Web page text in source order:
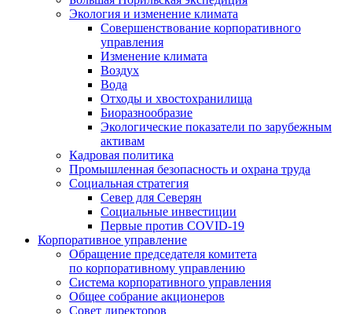
Экология и изменение климата
Совершенствование корпоративного
управления
Изменение климата
Воздух
Вода
Отходы и хвостохранилища
Биоразнообразие
Экологические показатели по зарубежным
активам
Кадровая политика
Промышленная безопасность и охрана труда
Социальная стратегия
Север для Северян
Социальные инвестиции
Первые против COVID‑19
Корпоративное управление
Обращение председателя комитета
по корпоративному управлению
Система корпоративного управления
Общее собрание акционеров
Совет директоров